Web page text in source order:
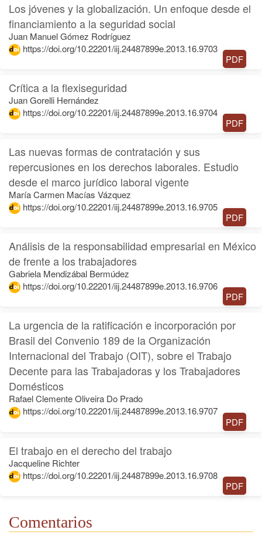
Los jóvenes y la globalización. Un enfoque desde el
financiamiento a la seguridad social
Juan Manuel Gómez Rodríguez
https://doi.org/10.22201/iij.24487899e.2013.16.9703
PDF
Crítica a la flexiseguridad
Juan Gorelli Hernández
https://doi.org/10.22201/iij.24487899e.2013.16.9704
PDF
Las nuevas formas de contratación y sus
repercusiones en los derechos laborales. Estudio
desde el marco jurídico laboral vigente
María Carmen Macías Vázquez
https://doi.org/10.22201/iij.24487899e.2013.16.9705
PDF
Análisis de la responsabilidad empresarial en México
de frente a los trabajadores
Gabriela Mendizábal Bermúdez
https://doi.org/10.22201/iij.24487899e.2013.16.9706
PDF
La urgencia de la ratificación e incorporación por
Brasil del Convenio 189 de la Organización
Internacional del Trabajo (OIT), sobre el Trabajo
Decente para las Trabajadoras y los Trabajadores
Domésticos
Rafael Clemente Oliveira Do Prado
https://doi.org/10.22201/iij.24487899e.2013.16.9707
PDF
El trabajo en el derecho del trabajo
Jacqueline Richter
https://doi.org/10.22201/iij.24487899e.2013.16.9708
PDF
Comentarios